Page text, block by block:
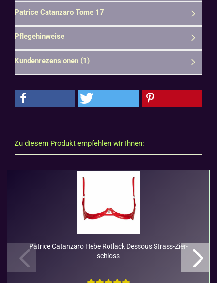
Patrice Catanzaro Tome 17
Pflegehinweise
Kundenrezensionen (1)
Zu diesem Produkt empfehlen wir Ihnen:
Pa­tri­ce Ca­t­an­za­ro Hebe Rot­lack Des­sous Strass-​​Zier­
schloss